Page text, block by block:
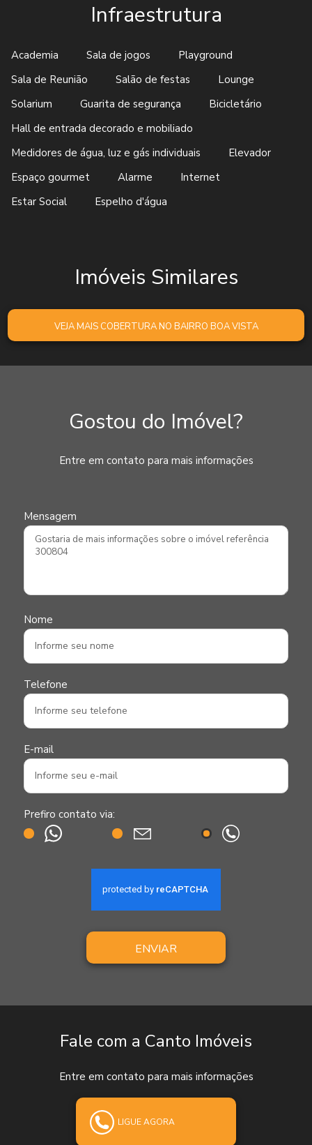
Infraestrutura
Academia Sala de jogos
Playground
Sala de Reunião
Salão de festas
Lounge
Solarium
Guarita de segurança
Bicicletário
Hall de entrada decorado e mobiliado
Medidores de água, luz e gás individuais
Elevador
Espaço gourmet
Alarme
Internet
Estar Social
Espelho d'água
Imóveis Similares
VEJA MAIS COBERTURA NO BAIRRO BOA VISTA
Gostou do Imóvel?
Entre em contato para mais informações
Mensagem
Nome
Telefone
E-mail
Prefiro contato via:
ENVIAR
Fale com a Canto Imóveis
Entre em contato para mais informações
LIGUE AGORA